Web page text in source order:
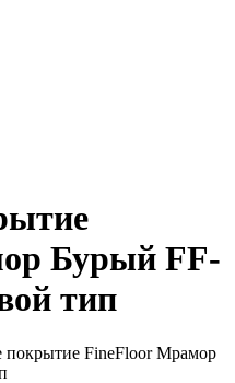
Бурый FF-
тип
покрытие FineFloor Мрамор